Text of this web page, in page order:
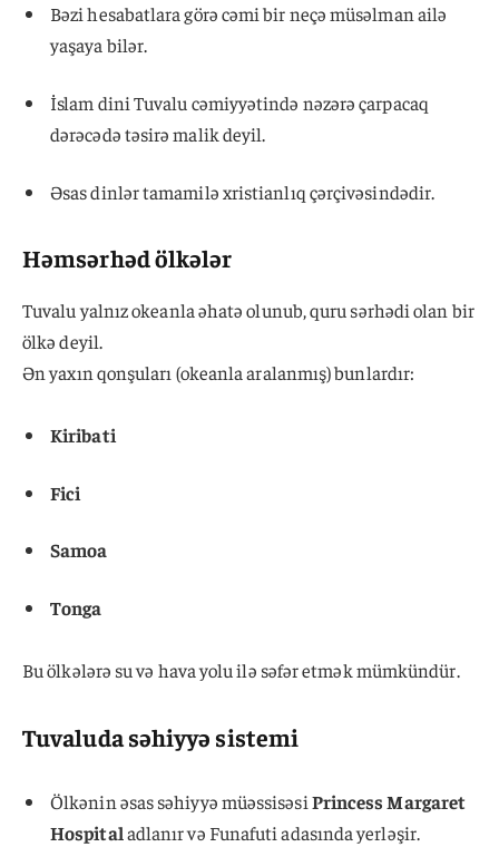
Bəzi hesabatlara görə cəmi bir neçə müsəlman ailə
yaşaya bilər.
İslam dini Tuvalu cəmiyyətində nəzərə çarpacaq
dərəcədə təsirə malik deyil.
Əsas dinlər tamamilə xristianlıq çərçivəsindədir.
Həmsərhəd ölkələr
Tuvalu yalnız okeanla əhatə olunub, quru sərhədi olan bir
ölkə deyil.
Ən yaxın qonşuları (okeanla aralanmış) bunlardır:
Kiribati
Fici
Samoa
Tonga
Bu ölkələrə su və hava yolu ilə səfər etmək mümkündür.
Tuvaluda səhiyyə sistemi
Ölkənin əsas səhiyyə müəssisəsiPrincess Margaret
Hospitaladlanır və Funafuti adasında yerləşir.